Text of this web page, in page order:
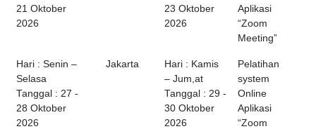
21 Oktober
2026
23 Oktober
2026
Aplikasi
“Zoom
Meeting”
Hari : Senin –
Selasa
Tanggal : 27 -
28 Oktober
2026
Jakarta
Hari : Kamis
– Jum,at
Tanggal : 29 -
30 Oktober
2026
Pelatihan
system
Online
Aplikasi
“Zoom